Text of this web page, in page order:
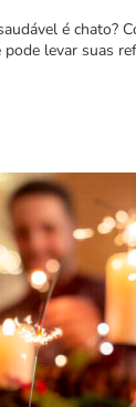
é chato?
levar suas